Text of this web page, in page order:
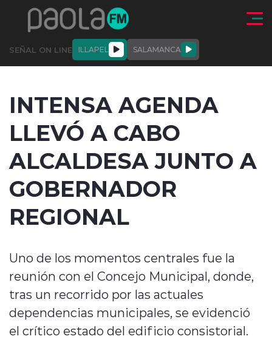
Click acá para ir directamente al contenido
SEÑAL ON LINE ILLAPEL SALAMANCA
modo claro
INTENSA AGENDA
LLEVÓ A CABO
ALCALDESA JUNTO A
GOBERNADOR
REGIONAL
Uno de los momentos centrales fue la
reunión con el Concejo Municipal, donde,
tras un recorrido por las actuales
dependencias municipales, se evidenció
el crítico estado del edificio consistorial.